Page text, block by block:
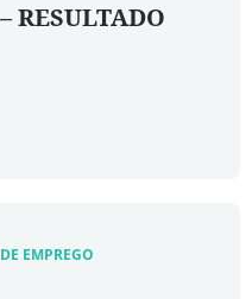
RESULTADO
EMPREGO